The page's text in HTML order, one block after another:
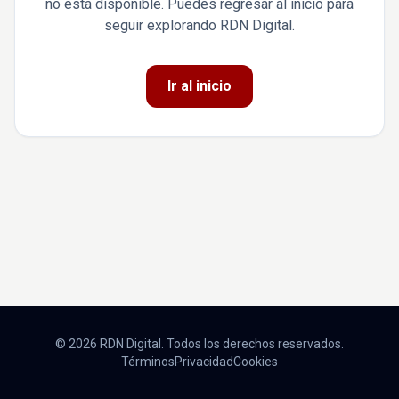
no está disponible. Puedes regresar al inicio para
seguir explorando RDN Digital.
Ir al inicio
© 2026 RDN Digital. Todos los derechos reservados.
TérminosPrivacidadCookies